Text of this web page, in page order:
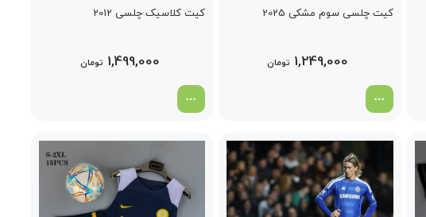
کیت چلسی سوم مشکی 2025
1,249,000 تومان
کیت کلاسیک چلسی 2012
1,499,000 تومان